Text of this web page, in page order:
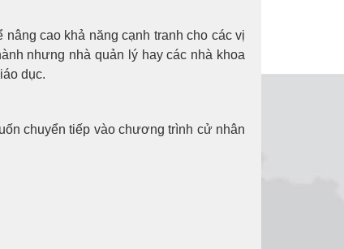
cao khả năng cạnh tranh cho các vị
nhưng nhà quản lý hay các nhà khoa
dục.
chuyển tiếp vào chương trình cử nhân